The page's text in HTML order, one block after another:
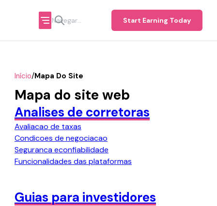
Start Earning Today
Início/Mapa Do Site
Mapa do site web
Analises de corretoras
Avaliacao de taxas
Condicoes de negociacao
Seguranca econfiabilidade
Funcionalidades das plataformas
Guias para investidores